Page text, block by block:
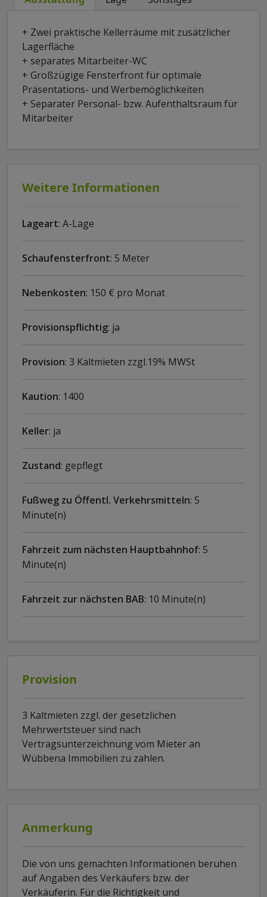
+ Zwei praktische Kellerräume mit zusätzlicher
Lagerfläche
+ separates Mitarbeiter-WC
+ Großzügige Fensterfront für optimale
Präsentations- und Werbemöglichkeiten
+ Separater Personal- bzw. Aufenthaltsraum für
Mitarbeiter
Weitere Informationen
Lageart: A-Lage
Schaufensterfront: 5 Meter
Nebenkosten: 150 € pro Monat
Provisionspflichtig: ja
Provision: 3 Kaltmieten zzgl.19% MWSt
Kaution: 1400
Keller: ja
Zustand: gepflegt
Fußweg zu Öffentl. Verkehrsmitteln: 5
Minute(n)
Fahrzeit zum nächsten Hauptbahnhof: 5
Minute(n)
Fahrzeit zur nächsten BAB: 10 Minute(n)
Provision
3 Kaltmieten zzgl. der gesetzlichen
Mehrwertsteuer sind nach
Vertragsunterzeichnung vom Mieter an
Wübbena Immobilien zu zahlen.
Anmerkung
Die von uns gemachten Informationen beruhen
auf Angaben des Verkäufers bzw. der
Verkäuferin. Für die Richtigkeit und